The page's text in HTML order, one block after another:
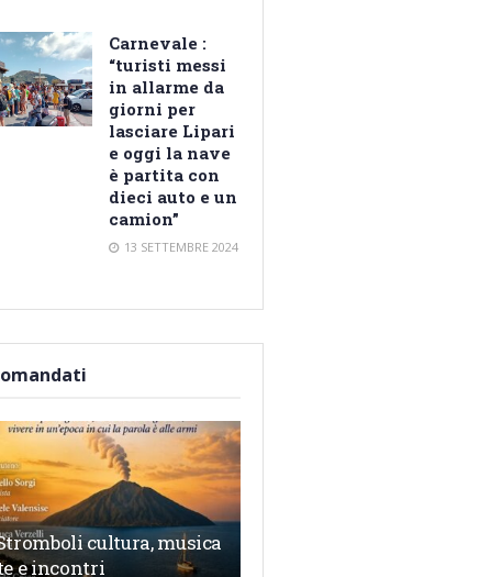
Carnevale :
“turisti messi
in allarme da
giorni per
lasciare Lipari
e oggi la nave
è partita con
dieci auto e un
camion”
13 SETTEMBRE 2024
cultura, musica
e incontri